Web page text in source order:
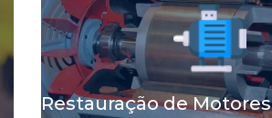
Restauração de Motores